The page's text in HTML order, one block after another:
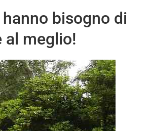
bisogno di
al meglio!